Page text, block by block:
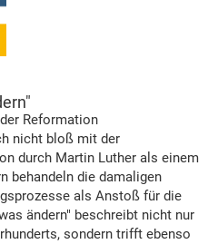
Reformation
nicht bloß mit der
durch Martin Luther als einem
behandeln die damaligen
als Anstoß für die
ändern" beschreibt nicht nur
sondern trifft ebenso